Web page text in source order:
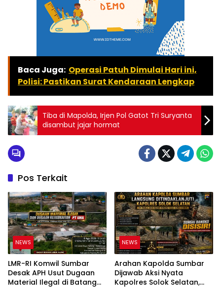
Baca Juga: Operasi Patuh Dimulai Hari ini,
Polisi: Pastikan Surat Kendaraan Lengkap
Tiba di Mapolda, Irjen Pol Gatot Tri Suryanta
disambut jajar hormat
Pos Terkait
NEWS
LMR-RI Komwil Sumbar
Desak APH Usut Dugaan
Material Ilegal di Batang
NEWS
Arahan Kapolda Sumbar
Dijawab Aksi Nyata
Kapolres Solok Selatan,